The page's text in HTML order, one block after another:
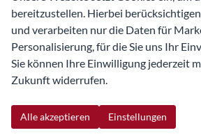
Astra
Astra Caravan
Combo
bereitzustellen. Hierbei
und verarbeiten nur die Daten für
Personalisierung, für die Sie uns Ihr
Sie können Ihre Einwilligung jederzeit
Zukunft widerrufen.
Alle akzeptieren Einstellungen